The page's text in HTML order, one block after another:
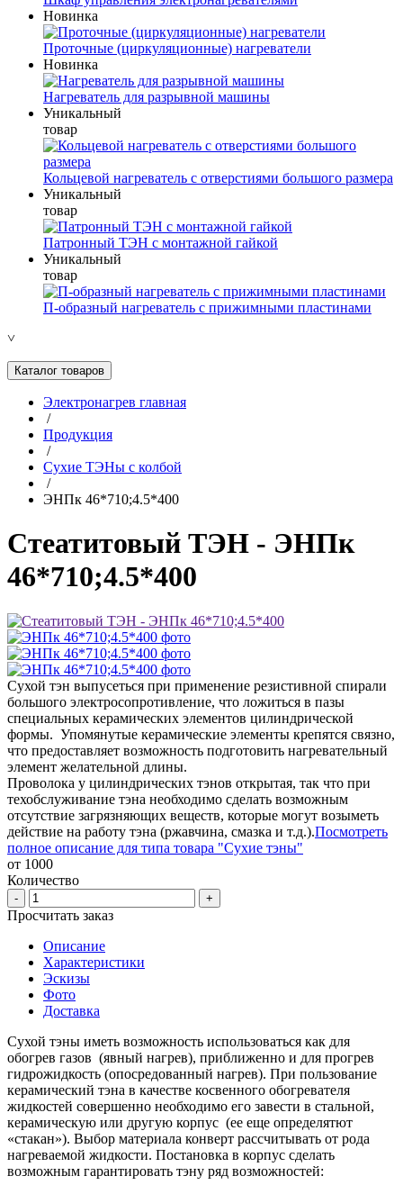
Новинка
Проточные (циркуляционные) нагреватели
Новинка
Нагреватель для разрывной машины
Уникальный
товар
Кольцевой нагреватель с отверстиями большого размера
Уникальный
товар
Патронный ТЭН с монтажной гайкой
Уникальный
товар
П-образный нагреватель с прижимными пластинами
˅
Каталог товаров
Электронагрев главная
/
Продукция
/
Сухие ТЭНы с колбой
/
ЭНПк 46*710;4.5*400
Стеатитовый ТЭН - ЭНПк
46*710;4.5*400
Сухой тэн выпусеться при применение резистивной спирали
большого электросопротивление, что ложиться в пазы
специальных керамических элементов цилиндрической
формы. Упомянутые керамические элементы крепятся связно,
что предоставляет возможность подготовить нагревательный
элемент желательной длины.
Проволока у цилиндрических тэнов открытая, так что при
техобслуживание тэна необходимо сделать возможным
отсутствие загрязняющих веществ, которые могут возыметь
действие на работу тэна (ржавчина, смазка и т.д.).Посмотреть
полное описание для типа товара "Сухие тэны"
от 1000
Количество
- +
Просчитать заказ
Описание
Характеристики
Эскизы
Фото
Доставка
Сухой тэны иметь возможность использоваться как для
обогрев газов (явный нагрев), приближенно и для прогрев
гидрожидкость (опосредованный нагрев). При пользование
керамический тэна в качестве косвенного обогревателя
жидкостей совершенно необходимо его завести в стальной,
керамическую или другую корпус (ее еще определятют
«стакан»). Выбор материала конверт рассчитывать от рода
нагреваемой жидкости. Постановка в корпус сделать
возможным гарантировать тэну ряд возможностей: